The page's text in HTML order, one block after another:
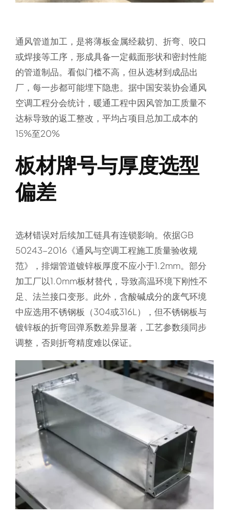
通风管道加工，是将薄板金属经裁切、折弯、咬口
或焊接等工序，形成具备一定截面形状和密封性能
的管道制品。看似门槛不高，但从选材到成品出
厂，每一步都可能埋下隐患。据中国安装协会通风
空调工程分会统计，暖通工程中因风管加工质量不
达标导致的返工整改，平均占项目总加工成本的
15%至20%
板材牌号与厚度选型
偏差
选材错误对后续加工链具有连锁影响。依据GB
50243-2016《通风与空调工程施工质量验收规
范》，排烟管道镀锌板厚度不应小于1.2mm。部分
加工厂以1.0mm板材替代，导致高温环境下刚性不
足、法兰接口变形。此外，含酸碱成分的废气环境
中应选用不锈钢板（304或316L），但不锈钢板与
镀锌板的折弯回弹系数差异显著，工艺参数须同步
调整，否则折弯精度难以保证。